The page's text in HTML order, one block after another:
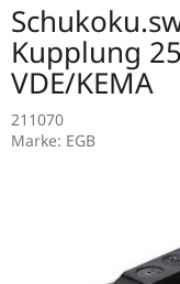
Kupplung
VDE/KEMA
211070
Marke: EGB